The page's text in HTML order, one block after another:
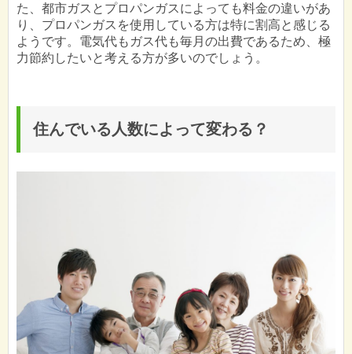
た、都市ガスとプロパンガスによっても料金の違いがあ
り、プロパンガスを使用している方は特に割高と感じる
ようです。電気代もガス代も毎月の出費であるため、極
力節約したいと考える方が多いのでしょう。
住んでいる人数によって変わる？